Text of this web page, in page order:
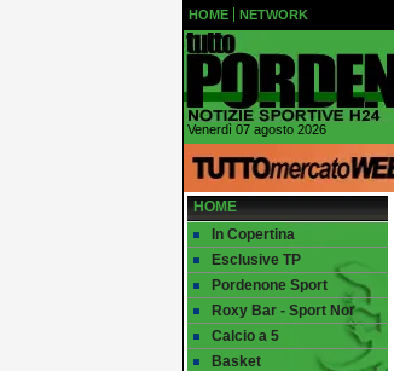
HOME NETWORK
Venerdì 07 agosto 2026
HOME
In Copertina
Esclusive TP
Pordenone Sport
Roxy Bar - Sport Nor
Calcio a 5
Basket